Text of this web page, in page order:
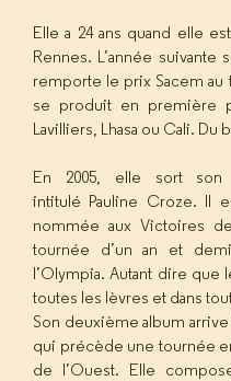
Elle a 24 ans quand elle
Rennes. L’année suivante
remporte le prix Sacem
se produit en première
Lavilliers, Lhasa ou Cali. Du
En 2005, elle sort son
intitulé Pauline Croze. Il
nommée aux Victoires
tournée d’un an et
l’Olympia. Autant dire que
toutes les lèvres et dans
Son deuxième album
qui précède une tournée
de l’Ouest. Elle